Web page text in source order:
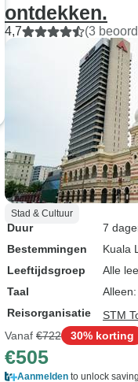
ontdekken.
4,7 (3
Stad & Cultuur
Duur
7
Bestemmingen
Kuala
Leeftijdsgroep
Alle
Taal
Reisorganisatie
STM
Vanaf €722 30% korting
€505
Aanmelden to unlock